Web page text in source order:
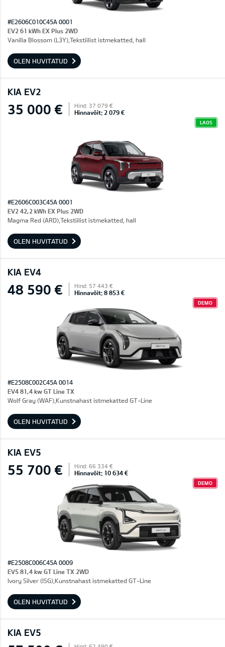
#E2606C010C45A 0001
EV2 61 kWh EX Plus 2WD
Vanilla Blossom (L3Y),Tekstiilist istmekatted, hall
OLEN HUVITATUD
KIA EV2
35 000 € Hind: 37 079 €
Hinnavõit: 2 079 €
LAOS
#E2606C003C45A 0001
EV2 42,2 kWh EX Plus 2WD
Magma Red (ARD),Tekstiilist istmekatted, hall
OLEN HUVITATUD
KIA EV4
48 590 € Hind: 57 443 €
Hinnavõit: 8 853 €
DEMO
#E2508C002C45A 0014
EV4 81,4 kw GT Line TX
Wolf Gray (WAF),Kunstnahast istmekatted GT-Line
OLEN HUVITATUD
KIA EV5
55 700 € Hind: 66 334 €
Hinnavõit: 10 634 €
DEMO
#E2508C006C45A 0009
EV5 81,4 kw GT Line TX 2WD
Ivory Silver (ISG),Kunstnahast istmekatted GT-Line
OLEN HUVITATUD
KIA EV5